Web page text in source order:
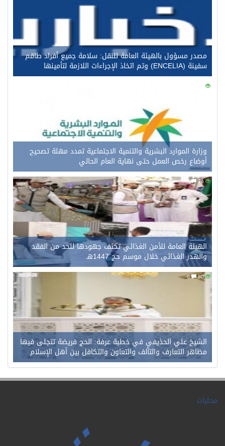
مصدر مسؤول بالهيئة العامة للنقل: سلامة جميع أفراد طاقم
سفينة (ENCELIA) وتم اتخاذ الإجراءات اللازمة لتأمينها
96
وزارة الموارد البشرية والتنمية الاجتماعية تمدد مهلة تصحيح
أوضاع رخص العمل حتى نهاية العام الحالي
76
0
الهيئة العامة للأمن الغذائي تكثف جهودها للحد من الفقد
والهدر الغذائي خلال موسم حج 1447هـ
80
0
الشيخ علي الحذيفي في خطبة عرفة: الحج فريضة تتجلى فيها
مظاهر التعارف والتآلف والتعاون والتكافل بين أهل الإسلام
محليات